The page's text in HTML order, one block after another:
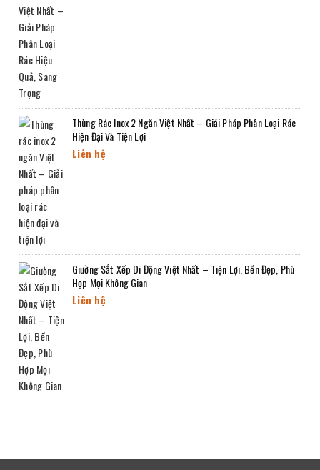
Thùng Rác Inox 2 Ngăn Việt Nhất – Giải Pháp Phân Loại Rác
Hiện Đại Và Tiện Lợi
Liên hệ
Giường Sắt Xếp Di Động Việt Nhất – Tiện Lợi, Bền Đẹp, Phù
Hợp Mọi Không Gian
Liên hệ